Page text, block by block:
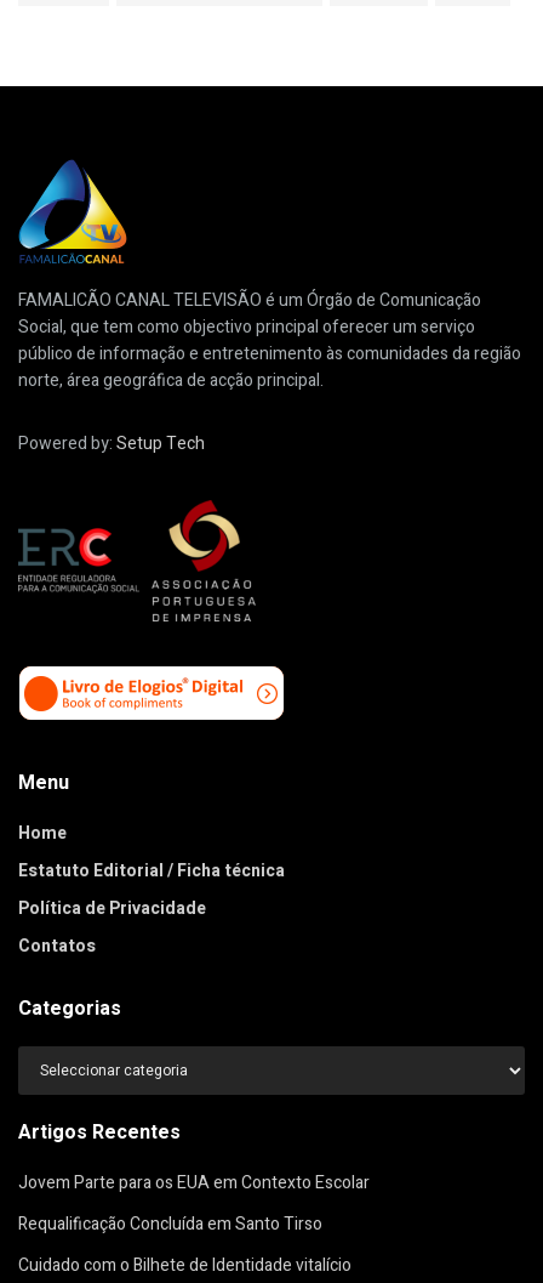
FAMALICÃO CANAL TELEVISÃO é um Órgão de Comunicação
Social, que tem como objectivo principal oferecer um serviço
público de informação e entretenimento às comunidades da região
norte, área geográfica de acção principal.
Powered by:Setup Tech
Menu
Home
Estatuto Editorial / Ficha técnica
Política de Privacidade
Contatos
Categorias
Categorias
Artigos Recentes
Jovem Parte para os EUA em Contexto Escolar
Requalificação Concluída em Santo Tirso
Cuidado com o Bilhete de Identidade vitalício